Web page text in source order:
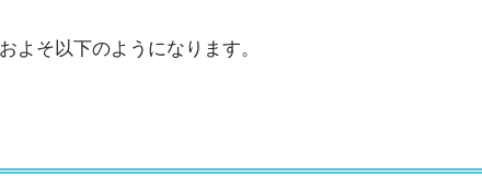
よそ以下のようになります。